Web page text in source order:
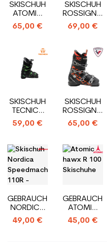
SKISCHUH
ATOMIC
HAWX
PRIME RX
65,00 €
SKISCHUH
ROSSIGNOL
ALLSPEED R
69,00 €
SKISCHUH
TECNICA
MACH 1 RT
100
59,00 €
SKISCHUH
ROSSIGNOL
ALLSPEED
65,00 €
GEBRAUCHTER
NORDICA
SPEEDMACHINE
110R
49,00 €
GEBRAUCHTE
ATOMIC
HAWX
MAGNA
45,00 €